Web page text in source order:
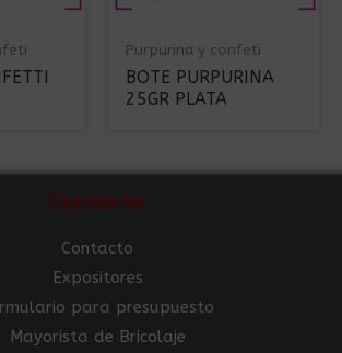
Purpurina y confeti
BOTE PURPURINA
25GR PLATA
Contacto
Contacto
Expositores
para presupuesto
Mayorista de Bricolaje